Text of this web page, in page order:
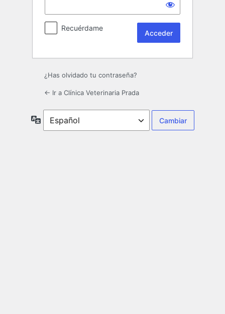
Recuérdame
¿Has olvidado tu contraseña?
← Ir a Clínica Veterinaria Prada
Idioma